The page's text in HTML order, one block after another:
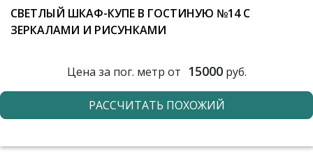
СВЕТЛЫЙ ШКАФ-КУПЕ В ГОСТИНУЮ №14 С
ЗЕРКАЛАМИ И РИСУНКАМИ
Цена за пог. метр от 15000руб.
РАССЧИТАТЬ ПОХОЖИЙ